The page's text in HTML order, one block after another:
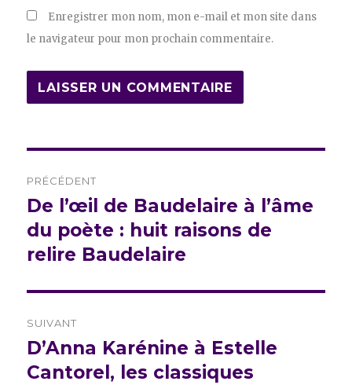
Enregistrer mon nom, mon e-mail et mon site dans
le navigateur pour mon prochain commentaire.
de
l’article
PRÉCÉDENT
Publication
précédente :
De l’œil de Baudelaire à l’âme
du poète : huit raisons de
relire Baudelaire
SUIVANT
Publication
suivante :
D’Anna Karénine à Estelle
Cantorel, les classiques